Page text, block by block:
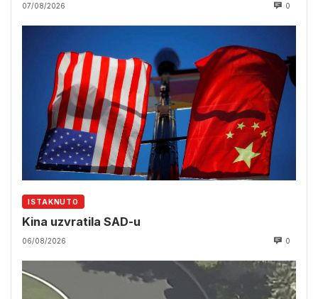
07/08/2026 0
ISTAKNUTO
Kina uzvratila SAD-u
06/08/2026 0